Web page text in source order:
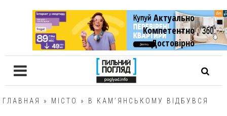
Актуально
Компетентно
Достовiрно
ГЛАВНАЯ » МІСТО » В КАМ’ЯНСЬКОМУ ВІДБУВСЯ